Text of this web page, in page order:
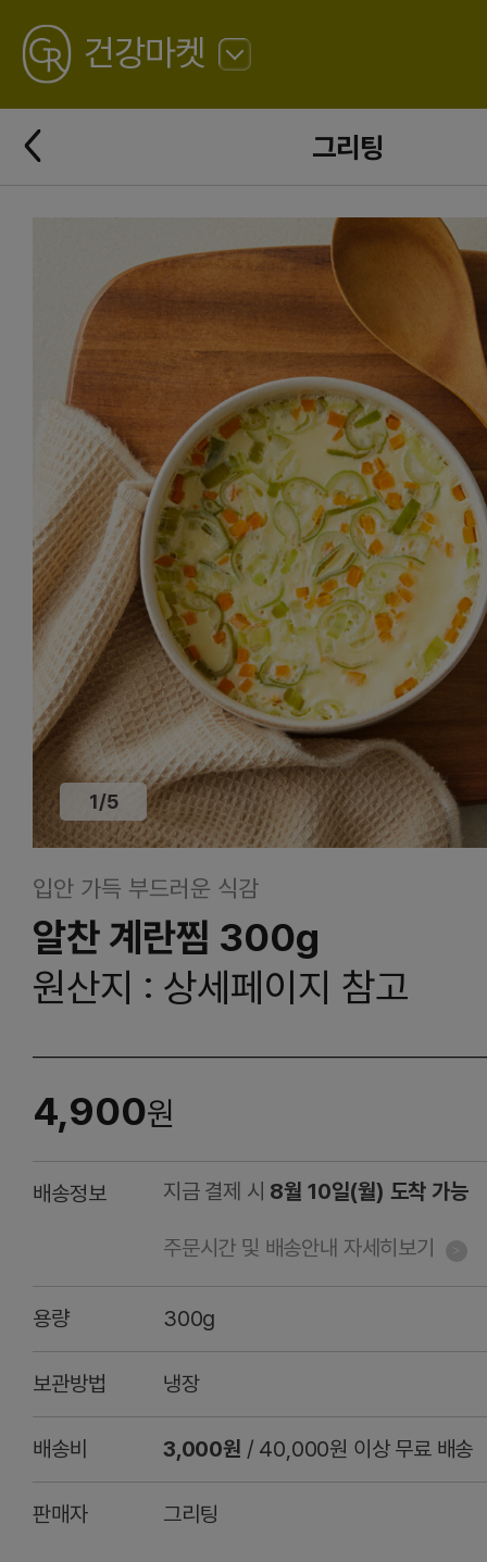
GREATING
건강마켓
로
그리팅
뒤
로
가
1/5
입안 가득 부드러운 식감
알찬 계란찜 300g
원산지 : 상세페이지 참고
4,900원
배송정보 지금 결제 시 8월 10일(월) 도착 가능
주문시간 및 배송안내 자세히보기
용량 300g
보관방법 냉장
배송비 3,000원 / 40,000원 이상 무료 배송
판매자 그리팅